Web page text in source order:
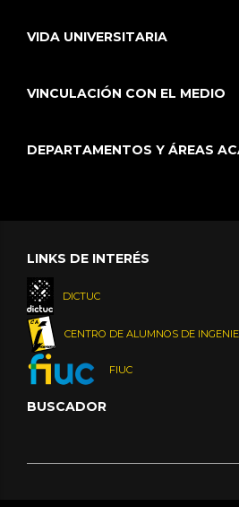
VIDA UNIVERSITARIA
VINCULACIÓN CON EL MEDIO
DEPARTAMENTOS Y ÁREAS
LINKS DE INTERÉS
DICTUC
CENTRO DE ALUMNOS DE
FIUC
BUSCADOR